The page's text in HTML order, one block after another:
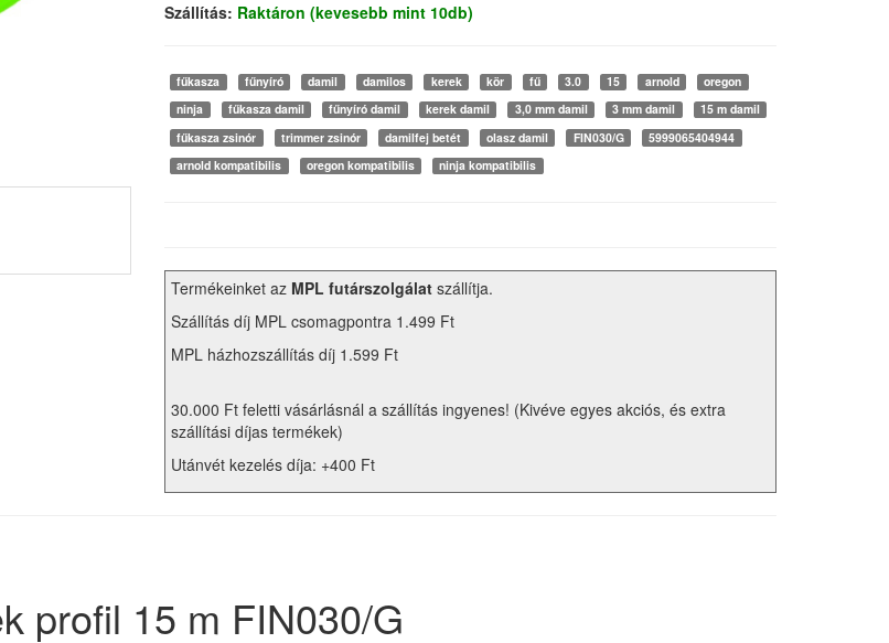
Szállítás: Raktáron (kevesebb mint 10db)
fűkasza fűnyíró damil damilos kerek kör fű 3.0 15 arnold
oregon
ninja
fűkasza damil fűnyíró damil kerek damil 3,0 mm damil 3 mm damil
15 m damil
fűkasza zsinór
trimmer zsinór damilfej betét olasz damil FIN030/G
5999065404944
arnold kompatibilis
oregon kompatibilis ninja kompatibilis
Termékeinket az MPL futárszolgálat szállítja.
Szállítás díj MPL csomagpontra 1.499 Ft
MPL házhozszállítás díj 1.599 Ft
30.000 Ft feletti vásárlásnál a szállítás ingyenes! (Kivéve egyes akciós, és extra
szállítási díjas termékek)
Utánvét kezelés díja: +400 Ft
profil 15 m FIN030/G